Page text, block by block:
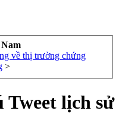
về thị trường chứng
>
lịch sử